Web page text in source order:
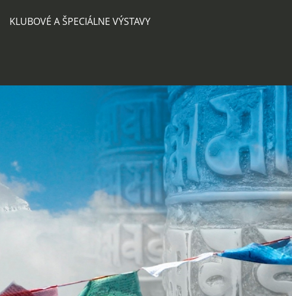
KLUBOVÉ A ŠPECIÁLNE VÝSTAVY